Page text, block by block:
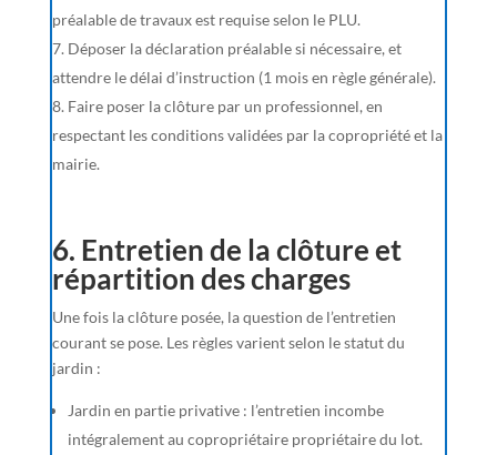
préalable de travaux est requise selon le PLU.
Déposer la déclaration préalable si nécessaire, et
attendre le délai d’instruction (1 mois en règle générale).
Faire poser la clôture par un professionnel, en
respectant les conditions validées par la copropriété et la
mairie.
6. Entretien de la clôture et
répartition des charges
Une fois la clôture posée, la question de l’entretien
courant se pose. Les règles varient selon le statut du
jardin :
Jardin en partie privative : l’entretien incombe
intégralement au copropriétaire propriétaire du lot.